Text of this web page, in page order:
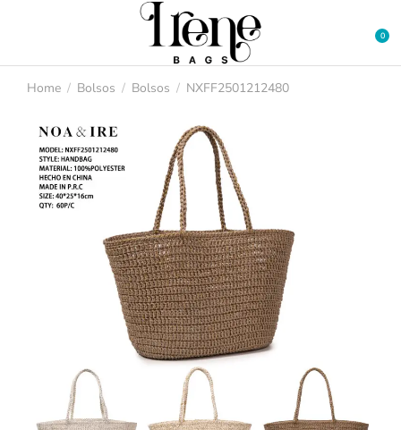
You are here:
Home Bolsos Bolsos NXFF2501212480